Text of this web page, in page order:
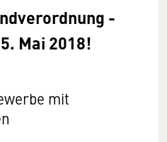
-
Mai 2018!
mit